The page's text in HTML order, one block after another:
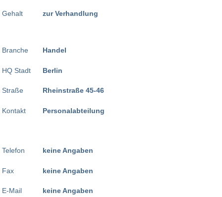
Gehalt zur Verhandlung
Branche
HQ Stadt
Straße
Kontakt
Telefon
Fax
E-Mail
Handel
Berlin
Rheinstraße 45-46
Personalabteilung
keine Angaben
keine Angaben
keine Angaben